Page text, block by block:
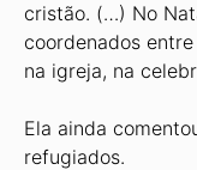
cristão. (…) No
coordenados
na igreja, na
Ela ainda
refugiados.